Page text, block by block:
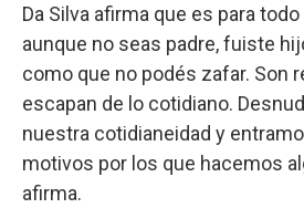
Da Silva afirma que es para
aunque no seas padre, fuiste
como que no podés zafar. Son
escapan de lo cotidiano.
nuestra cotidianeidad y
motivos por los que hacemos
afirma.